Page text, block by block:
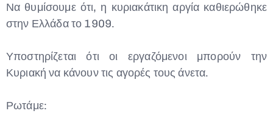
Να θυμίσουμε ότι, η κυριακάτικη αργία καθιερώθηκε
στην Ελλάδα το 1909.
Υποστηρίζεται ότι οι εργαζόμενοι μπορούν την
Κυριακή να κάνουν τις αγορές τους άνετα.
Ρωτάμε: